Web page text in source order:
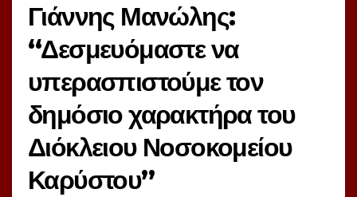
Γιάννης Μανώλης:
“Δεσμευόμαστε να
υπερασπιστούμε τον
δημόσιο χαρακτήρα του
Διόκλειου Νοσοκομείου
Καρύστου”